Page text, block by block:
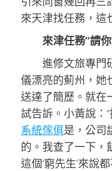
來天津找任務，這
來津任務“請
進修文旅專門
儀漂亮的薊州，她
送達了簡歷。就在
試告訴。小黃說：
系統傢俱是，公司
的。我查了一下，
這個‘窮先生’來說